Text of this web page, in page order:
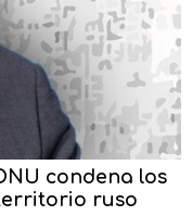
condena los
ruso